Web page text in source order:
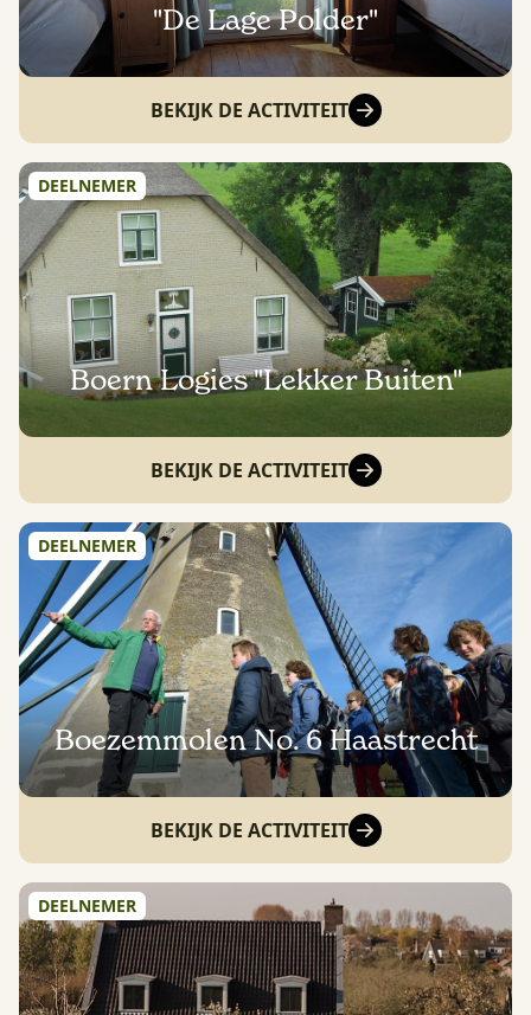
"De Lage Polder"
BEKIJK DE ACTIVITEIT
DEELNEMER
Boern Logies "Lekker Buiten"
BEKIJK DE ACTIVITEIT
DEELNEMER
Boezemmolen No. 6 Haastrecht
BEKIJK DE ACTIVITEIT
DEELNEMER